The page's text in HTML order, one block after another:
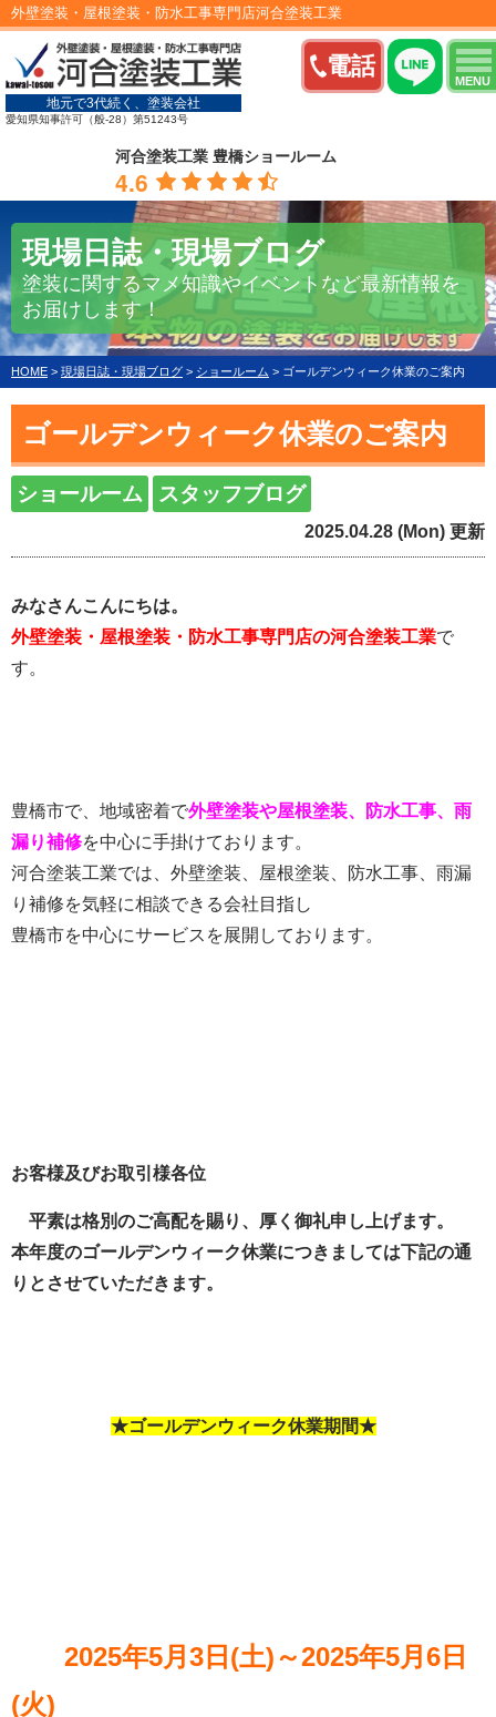
電話
MENU
外壁塗装・屋根塗装・防水工事専門店河合塗装工業
地元で3代続く、塗装会社
愛知県知事許可（般-28）第51243号
河合塗装工業 豊橋ショールーム
4.6
現場日誌・現場ブログ
塗装に関するマメ知識やイベントなど最新情報を
お届けします！
HOME > 現場日誌・現場ブログ > ショールーム > ゴールデンウィーク休業のご案内
ゴールデンウィーク休業のご案内
ショールーム スタッフブログ
2025.04.28 (Mon) 更新
みなさんこんにちは。
外壁塗装・屋根塗装・防水工事専門店の河合塗装工業で
す。
豊橋市で、地域密着で外壁塗装や屋根塗装、防水工事、雨
漏り補修を中心に手掛けております。
河合塗装工業では、外壁塗装、屋根塗装、防水工事、雨漏
り補修を気軽に相談できる会社目指し
豊橋市を中心にサービスを展開しております。
お客様及びお取引様各位
平素は格別のご高配を賜り、厚く御礼申し上げます。
本年度のゴールデンウィーク休業につきましては下記の通
りとさせていただきます。
★ゴールデンウィーク休業期間★
2025年5月3日(土)～2025年5月6日
(火)